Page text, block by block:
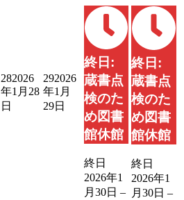
282026
年1月28
日
292026
年1月
29日
終日:
蔵書点
検のた
め図書
館休館
終日
2026年1
月30日 –
終日:
蔵書点
検のた
め図書
館休館
終日
2026年1
月30日 –